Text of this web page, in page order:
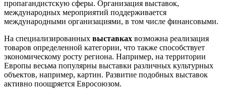
пропагандистскую сферы. Организация выставок,
международных мероприятий поддерживается
международными организациями, в том числе финансовыми.
На специализированных выставках возможна реализация
товаров определенной категории, что также способствует
экономическому росту региона. Например, на территории
Европы весьма популярны выставки различных культурных
объектов, например, картин. Развитие подобных выставок
активно поощряется Евросоюзом.